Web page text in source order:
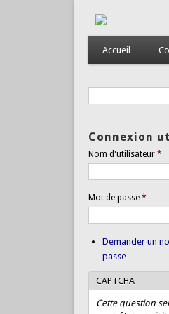
Accueil
Connexion
Nom d'utilisateur *
Mot de passe *
Demander un
passe
CAPTCHA
Cette question